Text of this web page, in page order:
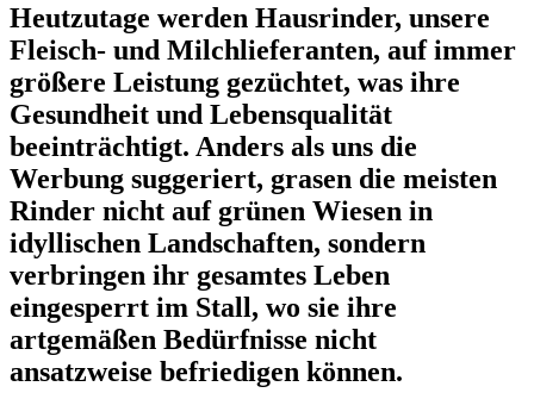
Heutzutage werden Hausrinder, unsere
Fleisch- und Milchlieferanten, auf immer
größere Leistung gezüchtet, was ihre
Gesundheit und Lebensqualität
beeinträchtigt. Anders als uns die
Werbung suggeriert, grasen die meisten
Rinder nicht auf grünen Wiesen in
idyllischen Landschaften, sondern
verbringen ihr gesamtes Leben
eingesperrt im Stall, wo sie ihre
artgemäßen Bedürfnisse nicht
ansatzweise befriedigen können.